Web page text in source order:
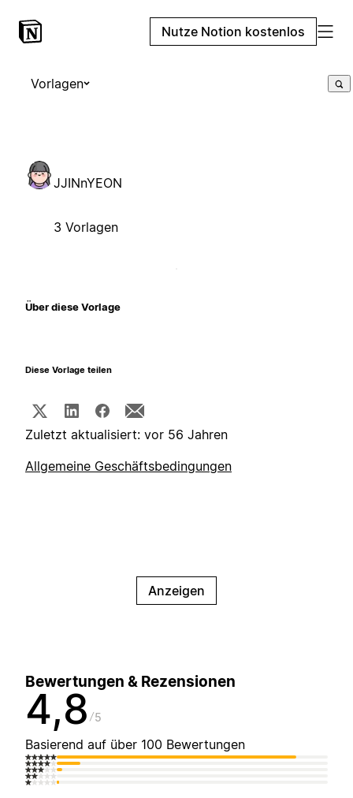
Nutze Notion kostenlos
Vorlagen
JJINnYEON
3 Vorlagen
Über diese Vorlage
Diese Vorlage teilen
Zuletzt aktualisiert: vor 56 Jahren
Allgemeine Geschäftsbedingungen
Anzeigen
Bewertungen & Rezensionen
4,8 5
Basierend auf über 100 Bewertungen